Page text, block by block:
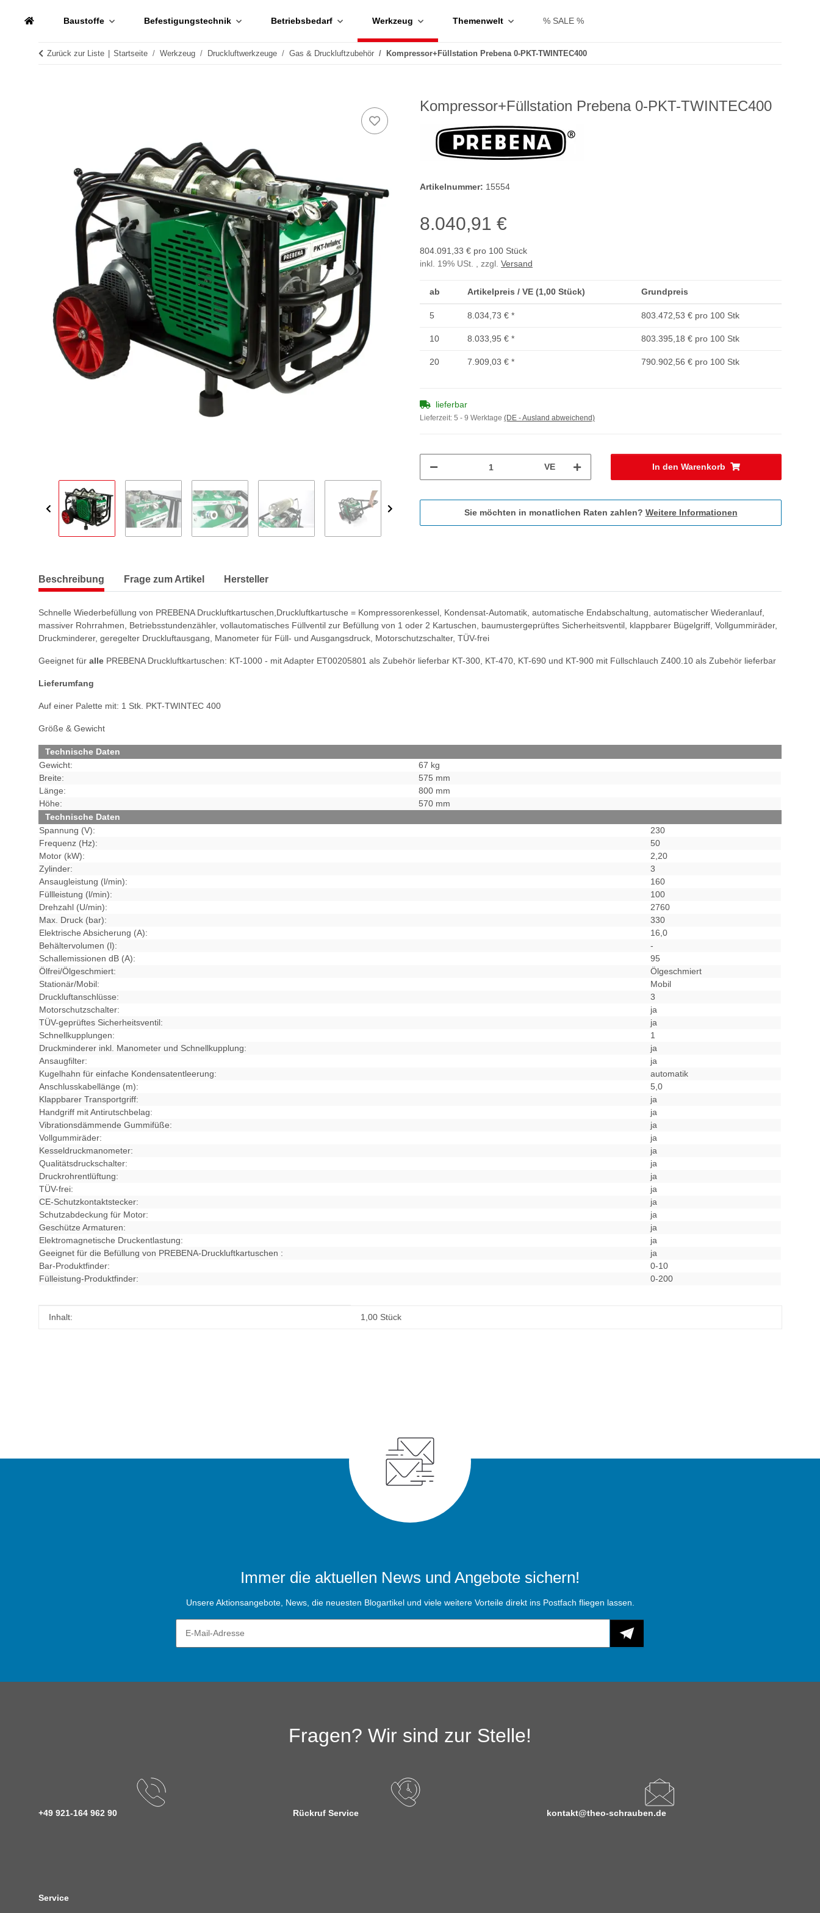
Baustoffe Befestigungstechnik Betriebsbedarf Werkzeug Themenwelt % SALE %
Zurück zur Liste Startseite Werkzeug Druckluftwerkzeuge Gas & Druckluftzubehör Kompressor+Füllstation Prebena 0-PKT-TWINTEC400
Kompressor+Füllstation Prebena 0-PKT-TWINTEC400
Artikelnummer: 15554
8.040,91 €
804.091,33 € pro 100 Stück
inkl. 19% USt. , zzgl. Versand
ab Artikelpreis / VE (1,00 Stück) Grundpreis
5 8.034,73 € * 803.472,53 € pro 100 Stk
10 8.033,95 € * 803.395,18 € pro 100 Stk
20 7.909,03 € * 790.902,56 € pro 100 Stk
lieferbar
Lieferzeit: 5 - 9 Werktage (DE - Ausland abweichend)
VE In den Warenkorb
Sie möchten in monatlichen Raten zahlen? Weitere Informationen
Beschreibung Frage zum Artikel Hersteller
Schnelle Wiederbefüllung von PREBENA Druckluftkartuschen,Druckluftkartusche = Kompressorenkessel, Kondensat-Automatik, automatische Endabschaltung, automatischer Wiederanlauf,
massiver Rohrrahmen, Betriebsstundenzähler, vollautomatisches Füllventil zur Befüllung von 1 oder 2 Kartuschen, baumustergeprüftes Sicherheitsventil, klappbarer Bügelgriff, Vollgummiräder,
Druckminderer, geregelter Druckluftausgang, Manometer für Füll- und Ausgangsdruck, Motorschutzschalter, TÜV-frei
Geeignet für alle PREBENA Druckluftkartuschen: KT-1000 - mit Adapter ET00205801 als Zubehör lieferbar KT-300, KT-470, KT-690 und KT-900 mit Füllschlauch Z400.10 als Zubehör lieferbar
Lieferumfang
Auf einer Palette mit: 1 Stk. PKT-TWINTEC 400
Größe & Gewicht
Technische Daten
Gewicht:
67 kg
Breite:
575 mm
Länge:
800 mm
Höhe:
570 mm
Technische Daten
Spannung (V):
230
Frequenz (Hz):
50
Motor (kW):
2,20
Zylinder:
3
Ansaugleistung (l/min):
160
Füllleistung (l/min):
100
Drehzahl (U/min):
2760
Max. Druck (bar):
330
Elektrische Absicherung (A):
16,0
Behältervolumen (l):
-
Schallemissionen dB (A):
95
Ölfrei/Ölgeschmiert:
Ölgeschmiert
Stationär/Mobil:
Mobil
Druckluftanschlüsse:
3
Motorschutzschalter:
ja
TÜV-geprüftes Sicherheitsventil:
ja
Schnellkupplungen:
1
Druckminderer inkl. Manometer und Schnellkupplung:
ja
Ansaugfilter:
ja
Kugelhahn für einfache Kondensatentleerung:
automatik
Anschlusskabellänge (m):
5,0
Klappbarer Transportgriff:
ja
Handgriff mit Antirutschbelag:
ja
Vibrationsdämmende Gummifüße:
ja
Vollgummiräder:
ja
Kesseldruckmanometer:
ja
Qualitätsdruckschalter:
ja
Druckrohrentlüftung:
ja
TÜV-frei:
ja
CE-Schutzkontaktstecker:
ja
Schutzabdeckung für Motor:
ja
Geschütze Armaturen:
ja
Elektromagnetische Druckentlastung:
ja
Geeignet für die Befüllung von PREBENA-Druckluftkartuschen :
ja
Bar-Produktfinder:
0-10
Fülleistung-Produktfinder:
0-200
Produkteigenschaft
Wert
Inhalt: 1,00 Stück
Immer die aktuellen News und Angebote sichern!
Unsere Aktionsangebote, News, die neuesten Blogartikel und viele weitere Vorteile direkt ins Postfach fliegen lassen.
Fragen? Wir sind zur Stelle!
+49 921-164 962 90 Rückruf Service kontakt@theo-schrauben.de
Service